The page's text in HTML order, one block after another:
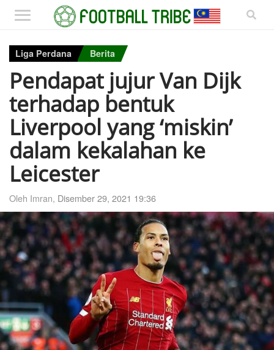
Liga Perdana Berita
Pendapat jujur ​​Van Dijk
terhadap bentuk
Liverpool yang ‘miskin’
dalam kekalahan ke
Leicester
Oleh Imran, Disember 29, 2021 19:36